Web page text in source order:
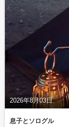
2026年8月03日
息子とソログル